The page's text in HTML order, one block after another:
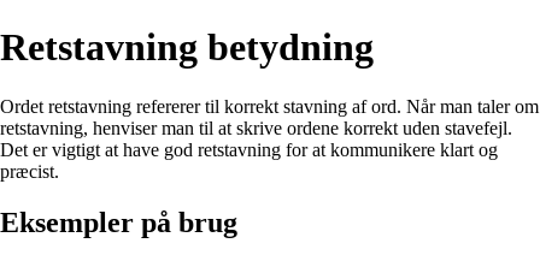
Retstavning betydning
Ordet retstavning refererer til korrekt stavning af ord. Når man taler om
retstavning, henviser man til at skrive ordene korrekt uden stavefejl.
Det er vigtigt at have god retstavning for at kommunikere klart og
præcist.
Eksempler på brug